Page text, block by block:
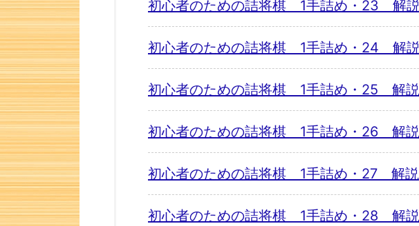
初心者のための詰将棋 1手詰め・23 解説
初心者のための詰将棋 1手詰め・24 解説
初心者のための詰将棋 1手詰め・25 解説
初心者のための詰将棋 1手詰め・26 解説
初心者のための詰将棋 1手詰め・27 解説
初心者のための詰将棋 1手詰め・28 解説